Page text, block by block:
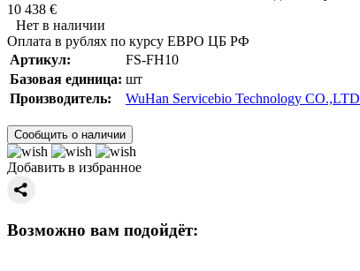
10 438 €
Нет в наличии
Оплата в рублях по курсу ЕВРО ЦБ РФ
Артикул:
FS-FH10
Базовая единица: шт
Производитель:
WuHan Servicebio Technology CO.,LTD
Сообщить о наличии
Добавить в избранное
Возможно вам подойдёт: